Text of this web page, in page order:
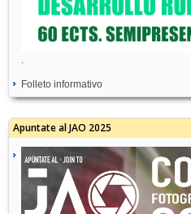
.
Folleto informativo
Apuntate al JAO 2025